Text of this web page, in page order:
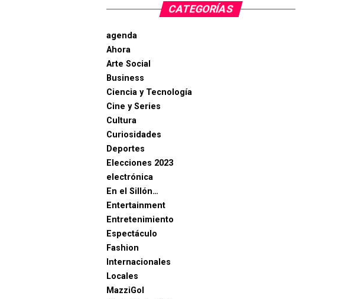
CATEGORÍAS
agenda
Ahora
Arte Social
Business
Ciencia y Tecnología
Cine y Series
Cultura
Curiosidades
Deportes
Elecciones 2023
electrónica
En el Sillón…
Entertainment
Entretenimiento
Espectáculo
Fashion
Internacionales
Locales
MazziGol